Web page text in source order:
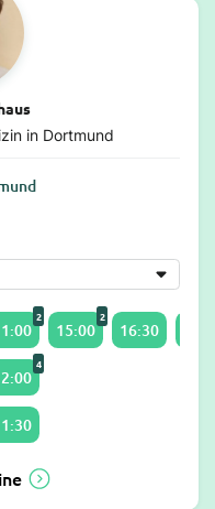
in Dortmund
2
15:00
2
16:30
4